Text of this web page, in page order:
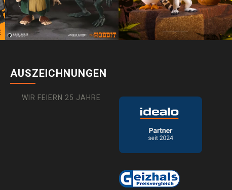
AUSZEICHNUNGEN
WIR FEIERN 25 JAHRE